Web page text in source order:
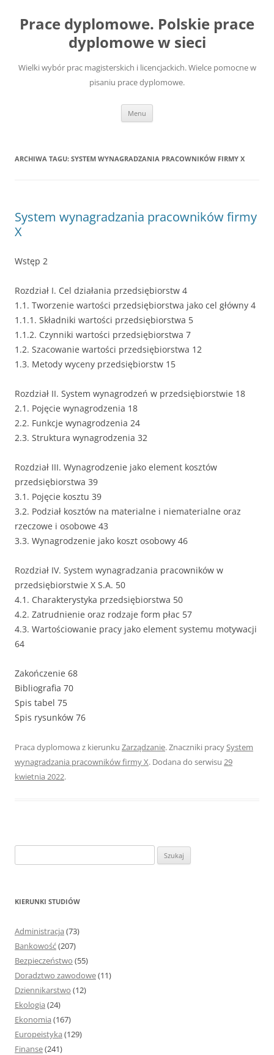
treści
Prace dyplomowe. Polskie prace
dyplomowe w sieci
Wielki wybór prac magisterskich i licencjackich. Wielce pomocne w
pisaniu prace dyplomowe.
Menu
ARCHIWA TAGU: SYSTEM WYNAGRADZANIA PRACOWNIKÓW FIRMY X
System wynagradzania pracowników firmy
X
Wstęp 2
Rozdział I. Cel działania przedsiębiorstw 4
1.1. Tworzenie wartości przedsiębiorstwa jako cel główny 4
1.1.1. Składniki wartości przedsiębiorstwa 5
1.1.2. Czynniki wartości przedsiębiorstwa 7
1.2. Szacowanie wartości przedsiębiorstwa 12
1.3. Metody wyceny przedsiębiorstw 15
Rozdział II. System wynagrodzeń w przedsiębiorstwie 18
2.1. Pojęcie wynagrodzenia 18
2.2. Funkcje wynagrodzenia 24
2.3. Struktura wynagrodzenia 32
Rozdział III. Wynagrodzenie jako element kosztów
przedsiębiorstwa 39
3.1. Pojęcie kosztu 39
3.2. Podział kosztów na materialne i niematerialne oraz
rzeczowe i osobowe 43
3.3. Wynagrodzenie jako koszt osobowy 46
Rozdział IV. System wynagradzania pracowników w
przedsiębiorstwie X S.A. 50
4.1. Charakterystyka przedsiębiorstwa 50
4.2. Zatrudnienie oraz rodzaje form płac 57
4.3. Wartościowanie pracy jako element systemu motywacji
64
Zakończenie 68
Bibliografia 70
Spis tabel 75
Spis rysunków 76
Praca dyplomowa z kierunku Zarządzanie. Znaczniki pracySystem
wynagradzania pracowników firmy X. Dodana do serwisu 29
kwietnia 2022.
z
KIERUNKI STUDIÓW
Administracja (73)
Bankowość(207)
Bezpieczeństwo (55)
Doradztwo zawodowe(11)
Dziennikarstwo (12)
Ekologia (24)
Ekonomia (167)
Europeistyka (129)
Finanse(241)